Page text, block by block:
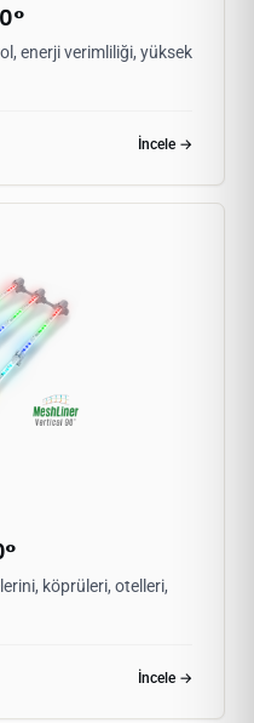
enerji verimliliği, yüksek
İncele →
köprüleri, otelleri,
İncele →